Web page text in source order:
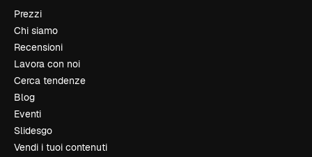
Prezzi
Chi siamo
Recensioni
Lavora con noi
Cerca tendenze
Blog
Eventi
Slidesgo
Vendi i tuoi contenuti